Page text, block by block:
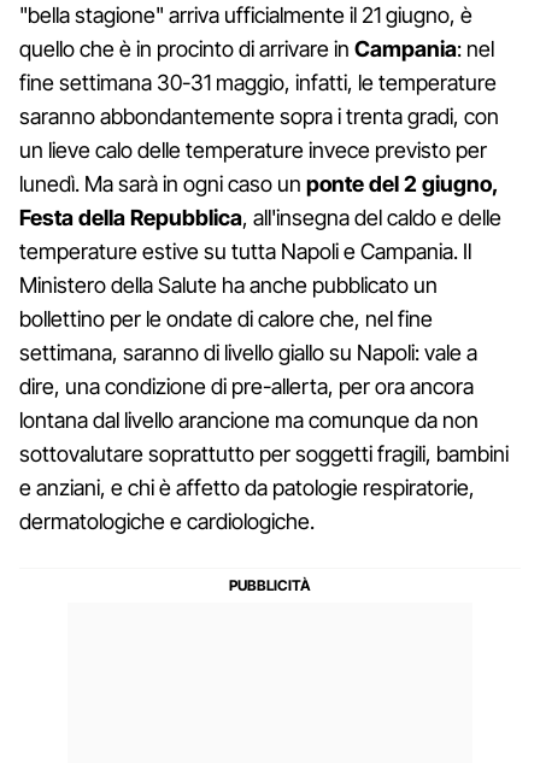
"bella stagione" arriva ufficialmente il 21 giugno, è
quello che è in procinto di arrivare in Campania: nel
fine settimana 30-31 maggio, infatti, le temperature
saranno abbondantemente sopra i trenta gradi, con
un lieve calo delle temperature invece previsto per
lunedì. Ma sarà in ogni caso un ponte del 2 giugno,
Festa della Repubblica, all'insegna del caldo e delle
temperature estive su tutta Napoli e Campania. Il
Ministero della Salute ha anche pubblicato un
bollettino per le ondate di calore che, nel fine
settimana, saranno di livello giallo su Napoli: vale a
dire, una condizione di pre-allerta, per ora ancora
lontana dal livello arancione ma comunque da non
sottovalutare soprattutto per soggetti fragili, bambini
e anziani, e chi è affetto da patologie respiratorie,
dermatologiche e cardiologiche.